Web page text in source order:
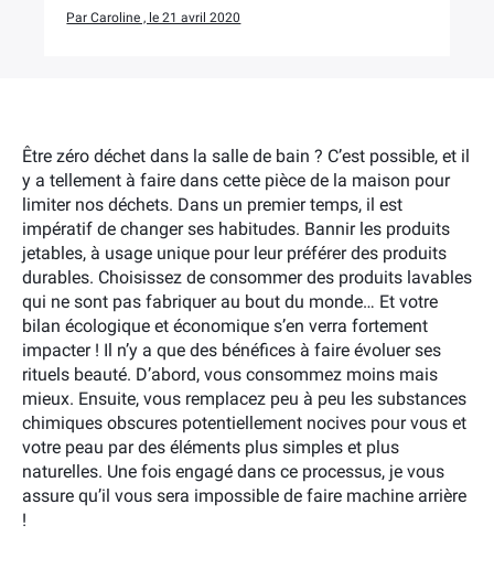
Être zéro déchet dans la salle de bain ? C’est possible, et il
y a tellement à faire dans cette pièce de la maison pour
limiter nos déchets. Dans un premier temps, il est
impératif de changer ses habitudes. Bannir les produits
jetables, à usage unique pour leur préférer des produits
durables. Choisissez de consommer des produits lavables
qui ne sont pas fabriquer au bout du monde… Et votre
bilan écologique et économique s’en verra fortement
impacter ! Il n’y a que des bénéfices à faire évoluer ses
rituels beauté. D’abord, vous consommez moins mais
mieux. Ensuite, vous remplacez peu à peu les substances
chimiques obscures potentiellement nocives pour vous et
votre peau par des éléments plus simples et plus
naturelles. Une fois engagé dans ce processus, je vous
assure qu’il vous sera impossible de faire machine arrière
!
Par Caroline , le 21 avril 2020